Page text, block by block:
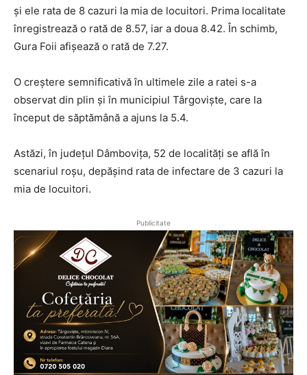
și ele rata de 8 cazuri la mia de locuitori. Prima localitate
înregistrează o rată de 8.57, iar a doua 8.42. În schimb,
Gura Foii afișează o rată de 7.27.
O creștere semnificativă în ultimele zile a ratei s-a
observat din plin și în municipiul Târgoviște, care la
început de săptămână a ajuns la 5.4.
Astăzi, în județul Dâmbovița, 52 de localități se află în
scenariul roșu, depășind rata de infectare de 3 cazuri la
mia de locuitori.
Publicitate